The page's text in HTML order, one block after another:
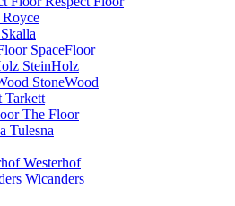
Royce
Skalla
SpaceFloor
SteinHolz
StoneWood
Tarkett
The Floor
Tulesna
Westerhof
Wicanders